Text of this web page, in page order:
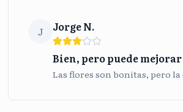
J Jorge N.
Bien, pero puede mejorar
Las flores son bonitas, pero